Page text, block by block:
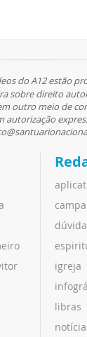
do A12 estão
sobre direito
outro meio de
autorização
igreja
libras